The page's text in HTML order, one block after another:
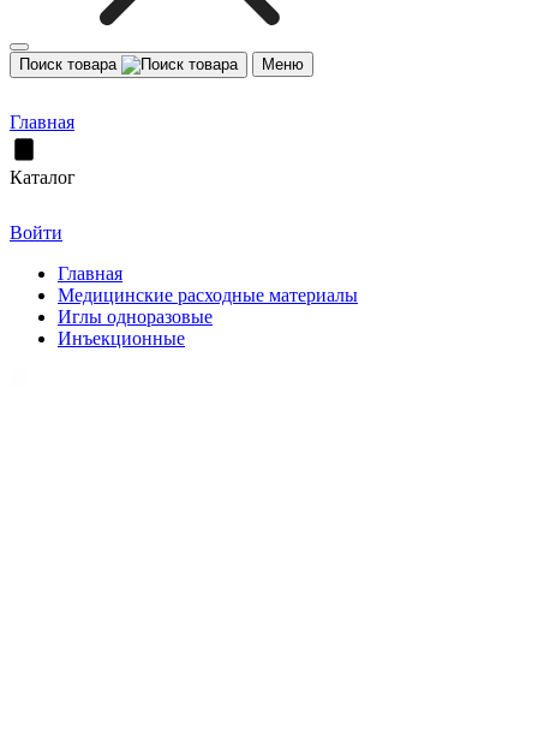
Поиск товара Меню
Главная
Каталог
Войти
Главная
Медицинские расходные материалы
Иглы одноразовые
Инъекционные